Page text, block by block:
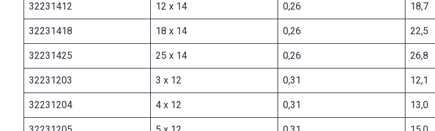
32231412 12 x 14 0,26 18,7
32231418 18 x 14 0,26 22,5
32231425 25 x 14 0,26 26,8
32231203 3 x 12 0,31 12,1
32231204 4 x 12 0,31 13,0